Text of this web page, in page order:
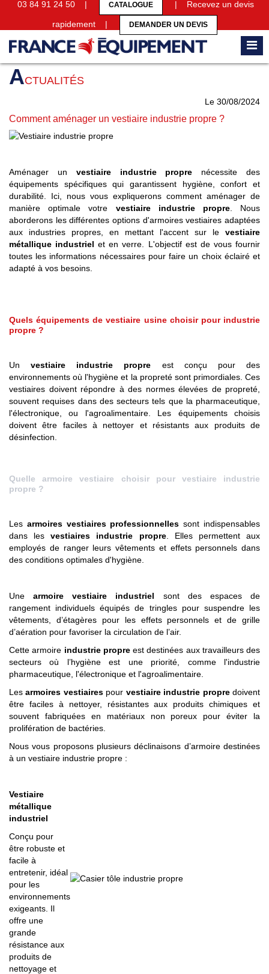
03 84 91 24 50 | CATALOGUE | Recevez un devis
rapidement | DEMANDER UN DEVIS
Accueil Actualités Comment aménager un vestiaire industrie propre ?
ACTUALITÉS
Le 30/08/2024
Comment aménager un vestiaire industrie propre ?
Aménager un vestiaire industrie propre nécessite des
équipements spécifiques qui garantissent hygiène, confort et
durabilité. Ici, nous vous expliquerons comment aménager de
manière optimale votre vestiaire industrie propre. Nous
aborderons les différentes options d'armoires vestiaires adaptées
aux industries propres, en mettant l'accent sur le vestiaire
métallique industriel et en verre. L'objectif est de vous fournir
toutes les informations nécessaires pour faire un choix éclairé et
adapté à vos besoins.
Quels équipements de vestiaire usine choisir pour industrie
propre ?
Unvestiaire industrie propre est conçu pour des
environnements où l'hygiène et la propreté sont primordiales. Ces
vestiaires doivent répondre à des normes élevées de propreté,
souvent requises dans des secteurs tels que la pharmaceutique,
l'électronique, ou l'agroalimentaire. Les équipements choisis
doivent être faciles à nettoyer et résistants aux produits de
désinfection.
Quelle armoire vestiaire choisir pour vestiaire industrie
propre ?
Les armoires vestiaires professionnelles sont indispensables
dans lesvestiaires industrie propre. Elles permettent aux
employés de ranger leurs vêtements et effets personnels dans
des conditions optimales d'hygiène.
Unearmoire vestiaire industriel sont des espaces de
rangement individuels équipés de tringles pour suspendre les
vêtements, d’étagères pour les effets personnels et de grille
d’aération pour favoriser la circulation de l’air.
Cette armoire industrie propreest destinées aux travailleurs des
secteurs où l’hygiène est une priorité, comme l'industrie
pharmaceutique, l'électronique et l'agroalimentaire.
Lesarmoires vestiairespour vestiaire industrie propredoivent
être faciles à nettoyer, résistantes aux produits chimiques et
souvent fabriquées en matériaux non poreux pour éviter la
prolifération de bactéries.
Nous vous proposons plusieurs déclinaisons d’armoire destinées
à un vestiaire industrie propre :
Vestiaire
métallique
industriel
Conçu pour
être robuste et
facile à
entretenir, idéal
pour les
environnements
exigeants. Il
offre une
grande
résistance aux
produits de
nettoyage et